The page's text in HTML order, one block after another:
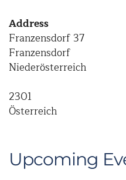
Address
Franzensdorf 37
Franzensdorf
Niederösterreich
2301
Österreich
Upcoming